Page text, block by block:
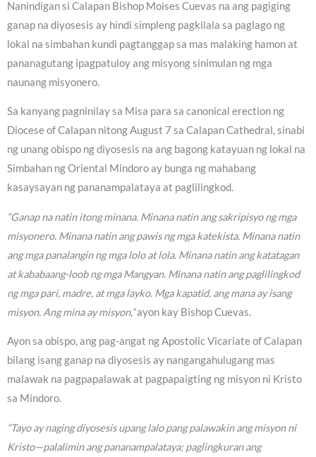
Nanindigan si Calapan Bishop Moises Cuevas na ang pagiging
ganap na diyosesis ay hindi simpleng pagkilala sa paglago ng
lokal na simbahan kundi pagtanggap sa mas malaking hamon at
pananagutang ipagpatuloy ang misyong sinimulan ng mga
naunang misyonero.
Sa kanyang pagninilay sa Misa para sa canonical erection ng
Diocese of Calapan nitong August 7 sa Calapan Cathedral, sinabi
ng unang obispo ng diyosesis na ang bagong katayuan ng lokal na
Simbahan ng Oriental Mindoro ay bunga ng mahabang
kasaysayan ng pananampalataya at paglilingkod.
“Ganap na natin itong minana. Minana natin ang sakripisyo ng mga
misyonero. Minana natin ang pawis ng mga katekista. Minana natin
ang mga panalangin ng mga lolo at lola. Minana natin ang katatagan
at kababaang-loob ng mga Mangyan. Minana natin ang paglilingkod
ng mga pari, madre, at mga layko. Mga kapatid, ang mana ay isang
misyon. Ang mina ay misyon,”ayon kay Bishop Cuevas.
Ayon sa obispo, ang pag-angat ng Apostolic Vicariate of Calapan
bilang isang ganap na diyosesis ay nangangahulugang mas
malawak na pagpapalawak at pagpapaigting ng misyon ni Kristo
sa Mindoro.
“Tayo ay naging diyosesis upang lalo pang palawakin ang misyon ni
Kristo—palalimin ang pananampalataya; paglingkuran ang